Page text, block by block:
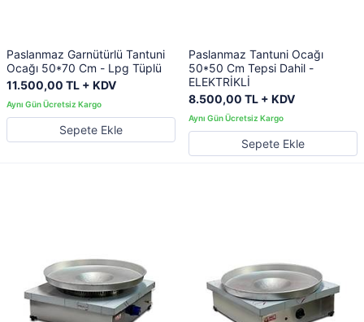
Paslanmaz Garnütürlü Tantuni
Ocağı 50*70 Cm - Lpg Tüplü
11.500,00 TL + KDV
Sepete Ekle
Paslanmaz Tantuni Ocağı
50*50 Cm Tepsi Dahil -
ELEKTRİKLİ
8.500,00 TL + KDV
Sepete Ekle